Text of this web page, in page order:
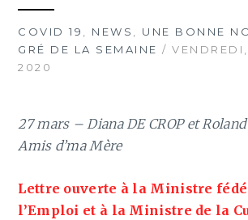
COVID 19 , NEWS , UNE BONNE
GRÉ DE LA SEMAINE /
2020
27 mars – Diana DE CROP et
Amis d’ma Mère
Lettre ouverte à la Ministre
l’Emploi et à la Ministre de la